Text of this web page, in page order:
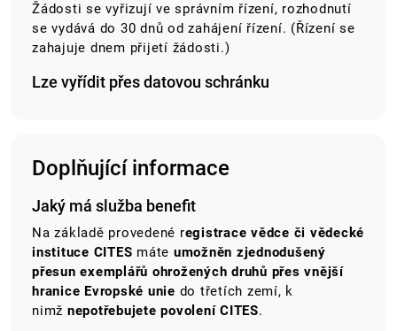
Žádosti se vyřizují ve správním řízení, rozhodnutí
se vydává do 30 dnů od zahájení řízení. (Řízení se
zahajuje dnem přijetí žádosti.)
Lze vyřídit přes datovou schránku
Doplňující informace
Jaký má služba benefit
Na základě provedené registrace vědce či vědecké
instituce CITES máte umožněn zjednodušený
přesun exemplářů ohrožených druhů přes vnější
hranice Evropské unie do třetích zemí, k
nimž nepotřebujete povolení CITES.